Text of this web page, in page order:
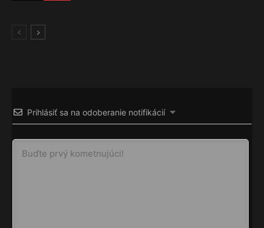
Prihlásiť sa na odoberanie notifikácií